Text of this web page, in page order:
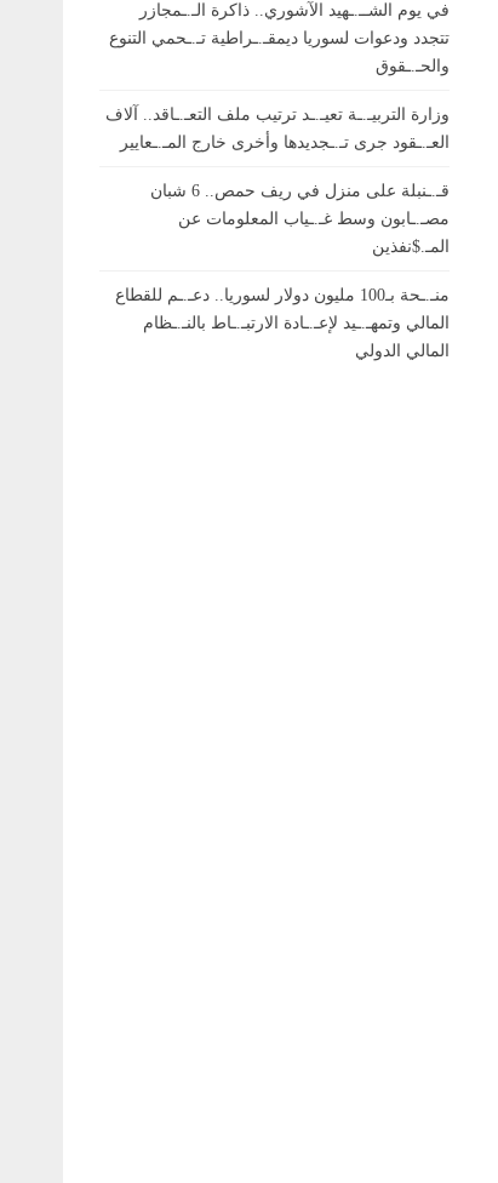
في يوم الشــ.ـهيد الآشوري.. ذاكرة الـ.ـمجازر
تتجدد ودعوات لسوريا ديمقـ.ـراطية تـ.ـحمي التنوع
والحـ.ـقوق
وزارة التربيـ.ـة تعيـ.ـد ترتيب ملف التعـ.ـاقد.. آلاف
العـ.ـقود جرى تـ.ـجديدها وأخرى خارج المـ.ـعايير
قـ.ـنبلة على منزل في ريف حمص.. 6 شبان
مصـ.ـابون وسط غـ.ـياب المعلومات عن
المـ.$نفذين
منـ.ـحة بـ100 مليون دولار لسوريا.. دعـ.ـم للقطاع
المالي وتمهـ.ـيد لإعـ.ـادة الارتبـ.ـاط بالنـ.ـظام
المالي الدولي